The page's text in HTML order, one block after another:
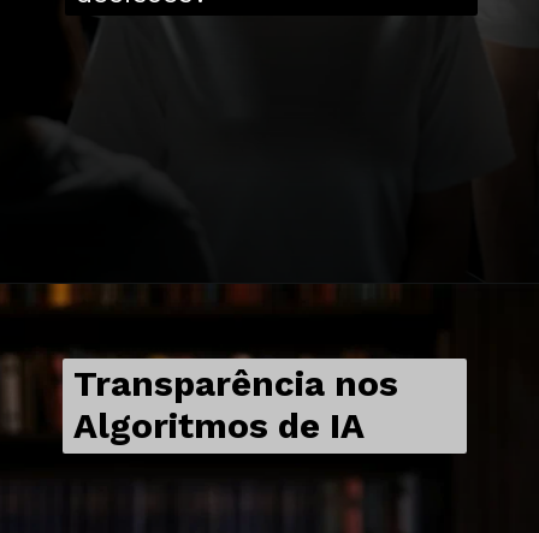
Transparência nos
Algoritmos de IA